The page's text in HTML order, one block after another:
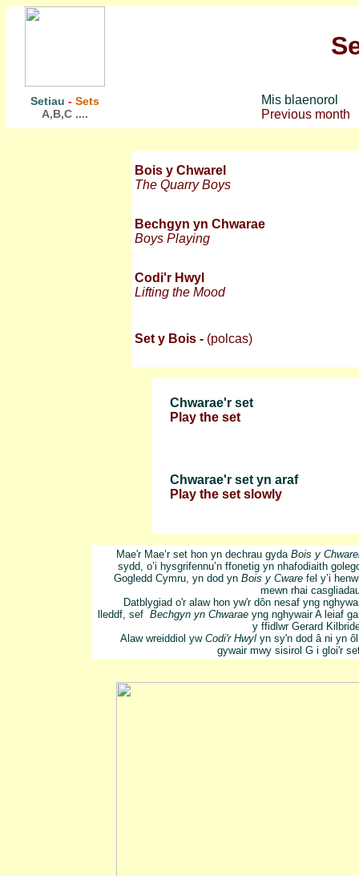
Setiau - Sets
A,B,C ....
Mis blaenorol
Previous month
Bois y Chwarel
The Quarry Boys
Bechgyn yn Chwarae
Boys Playing
Codi'r Hwyl
Lifting the Mood
Set y Bois - (polcas)
Chwarae'r set
Play the set
Chwarae'r set yn araf
Play the set slowly
Mae'r Mae’r set hon yn dechrau gyda Bois y
sydd, o’i hysgrifennu’n ffonetig yn nhafodiaith
Gogledd Cymru, yn dod yn Bois y Cware fel y’i
mewn rhai
Datblygiad o'r alaw hon yw'r dôn nesaf yng
lleddf, sef Bechgyn yn Chwarae yng nghywair A leiaf
y ffidlwr Gerard
Alaw wreiddiol yw Codi'r Hwyl yn sy'n dod â ni yn
gywair mwy sisirol G i gloi'r